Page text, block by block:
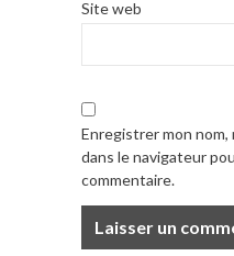
Site web
Enregistrer mon
dans le navigateur
commentaire.